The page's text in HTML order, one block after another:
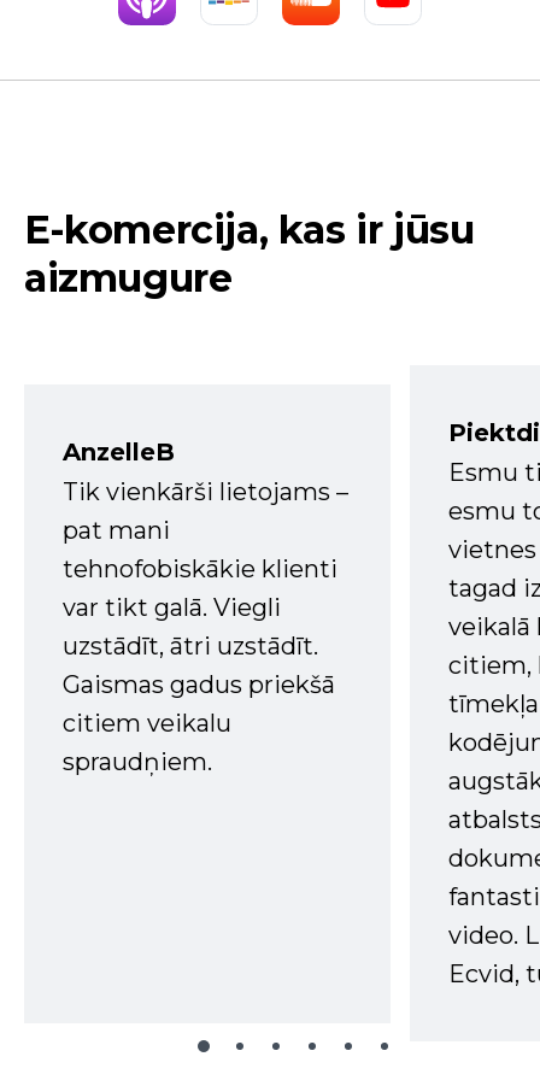
E-komercija, kas ir jūsu
aizmugure
AnzelleB
Tik vienkārši lietojams –
pat mani
tehnofobiskākie klienti
var tikt galā. Viegli
uzstādīt, ātri uzstādīt.
Gaismas gadus priekšā
citiem veikalu
spraudņiem.
Esmu
esmu
tagad
veikalā
citiem,
tīmekļa
video.
Ecvid,